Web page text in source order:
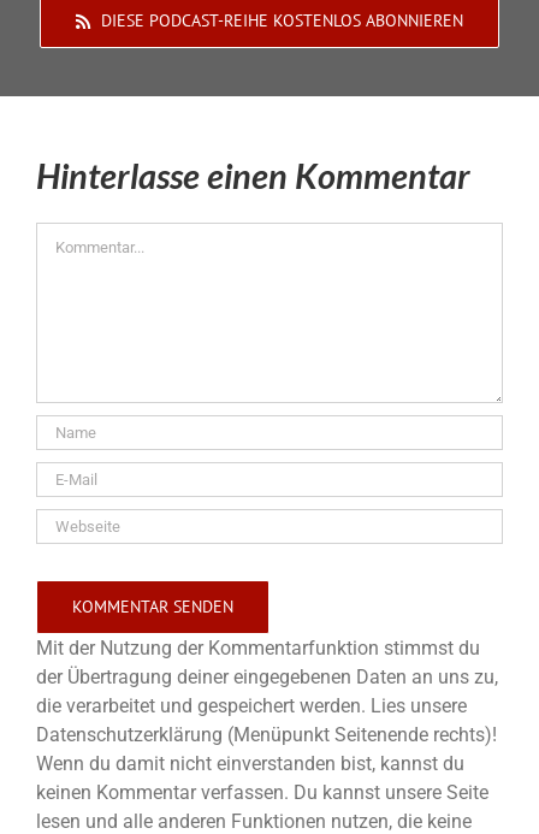
DIESE PODCAST-REIHE KOSTENLOS ABONNIEREN
Hinterlasse einen Kommentar
Mit der Nutzung der Kommentarfunktion stimmst du
der Übertragung deiner eingegebenen Daten an uns zu,
die verarbeitet und gespeichert werden. Lies unsere
Datenschutzerklärung (Menüpunkt Seitenende rechts)!
Wenn du damit nicht einverstanden bist, kannst du
keinen Kommentar verfassen. Du kannst unsere Seite
lesen und alle anderen Funktionen nutzen, die keine